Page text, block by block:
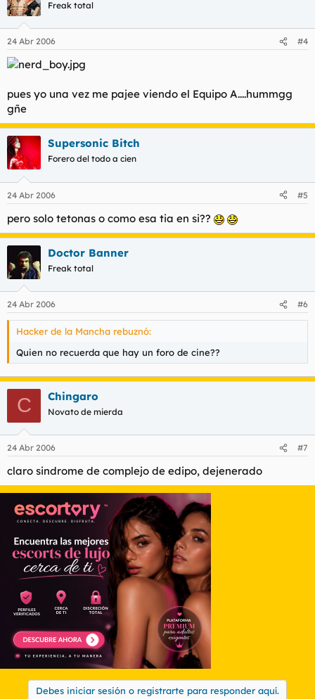
Freak total
24 Abr 2006 #4
pues yo una vez me pajee viendo el Equipo A....hummgg
gñe
Supersonic Bitch
Forero del todo a cien
24 Abr 2006 #5
pero solo tetonas o como esa tia en si??
Doctor Banner
Freak total
24 Abr 2006 #6
Hacker de la Mancha rebuznó:
Quien no recuerda que hay un foro de cine??
C Chingaro
Novato de mierda
24 Abr 2006 #7
claro sindrome de complejo de edipo, dejenerado
Debes iniciar sesión o registrarte para responder aquí.